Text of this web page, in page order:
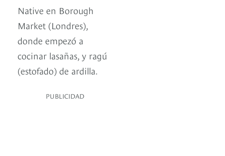
Native en Borough
Market (Londres),
donde empezó a
cocinar lasañas, y ragú
(estofado) de ardilla.
PUBLICIDAD